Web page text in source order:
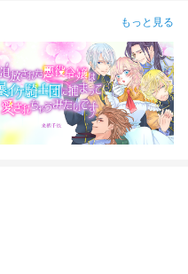
もっと見る